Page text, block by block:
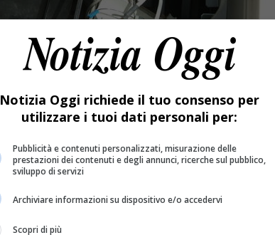
Notizia Oggi richiede il tuo consenso per
utilizzare i tuoi dati personali per:
Pubblicità e contenuti personalizzati, misurazione delle
prestazioni dei contenuti e degli annunci, ricerche sul pubblico,
sviluppo di servizi
Archiviare informazioni su dispositivo e/o accedervi
Scopri di più